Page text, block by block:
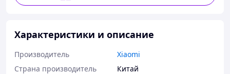
Характеристики и описание
Производитель
Xiaomi
Страна производитель
Китай